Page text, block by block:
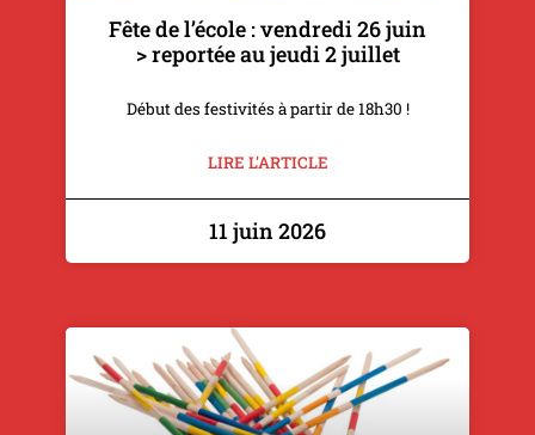
Fête de l’école : vendredi 26 juin
> reportée au jeudi 2 juillet
Début des festivités à partir de 18h30 !
LIRE L'ARTICLE
11 juin 2026